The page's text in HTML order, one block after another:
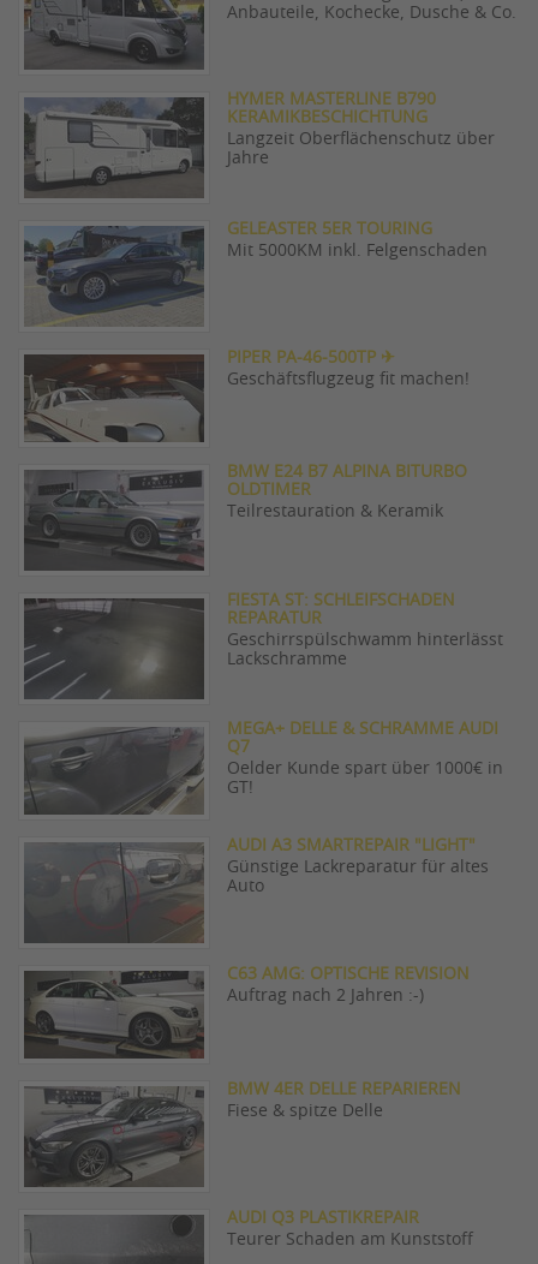
Anbauteile, Kochecke, Dusche & Co.
HYMER MASTERLINE B790
KERAMIKBESCHICHTUNG
Langzeit Oberflächenschutz über
Jahre
GELEASTER 5ER TOURING
Mit 5000KM inkl. Felgenschaden
PIPER PA-46-500TP ✈
Geschäftsflugzeug fit machen!
BMW E24 B7 ALPINA BITURBO
OLDTIMER
Teilrestauration & Keramik
FIESTA ST: SCHLEIFSCHADEN
REPARATUR
Geschirrspülschwamm hinterlässt
Lackschramme
MEGA+ DELLE & SCHRAMME AUDI
Q7
Oelder Kunde spart über 1000€ in
GT!
AUDI A3 SMARTREPAIR "LIGHT"
Günstige Lackreparatur für altes
Auto
C63 AMG: OPTISCHE REVISION
Auftrag nach 2 Jahren :-)
BMW 4ER DELLE REPARIEREN
Fiese & spitze Delle
AUDI Q3 PLASTIKREPAIR
Teurer Schaden am Kunststoff